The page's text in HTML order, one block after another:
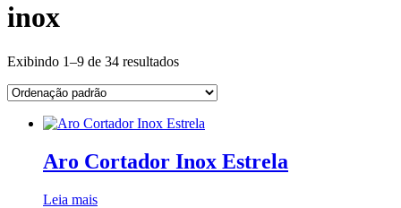
inox
Exibindo 1–9 de 34 resultados
Aro Cortador Inox Estrela
Leia mais